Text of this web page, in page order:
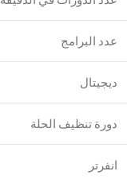
عدد البرامج
ديجيتال
دورة تنظيف الحلة
انفرتر